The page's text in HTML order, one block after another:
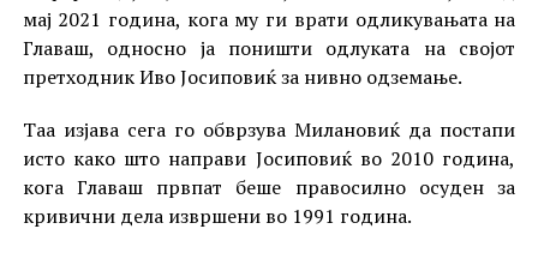
мај 2021 година, кога му ги врати одликувањата на
Главаш, односно ја поништи одлуката на својот
претходник Иво Јосиповиќ за нивно одземање.
Таа изјава сега го обврзува Милановиќ да постапи
исто како што направи Јосиповиќ во 2010 година,
кога Главаш првпат беше правосилно осуден за
кривични дела извршени во 1991 година.